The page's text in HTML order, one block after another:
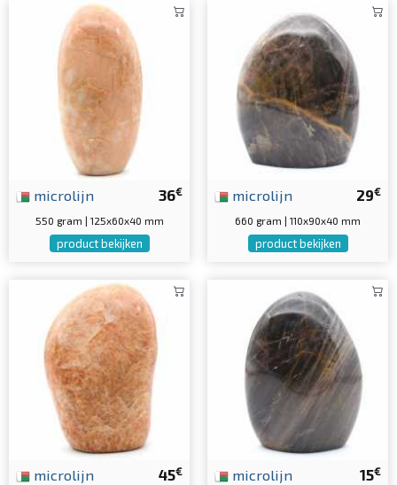
36€
microlijn
550 gram | 125x60x40 mm
product bekijken
29€
microlijn
660 gram | 110x90x40 mm
product bekijken
45€
microlijn 15€
microlijn